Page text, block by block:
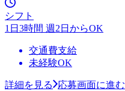
シフト
1日3時間 週2日からOK
交通費支給
未経験OK
詳細を見る
応募画面に進む